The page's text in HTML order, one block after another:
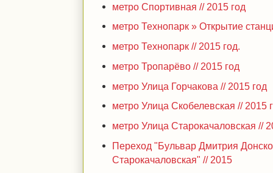
метро Спортивная // 2015 год
метро Технопарк » Открытие
метро Технопарк // 2015 год.
метро Тропарёво // 2015 год
метро Улица Горчакова // 2015 год
метро Улица Скобелевская // 2015
метро Улица Старокачаловская //
Переход "Бульвар Дмитрия
Старокачаловская" // 2015